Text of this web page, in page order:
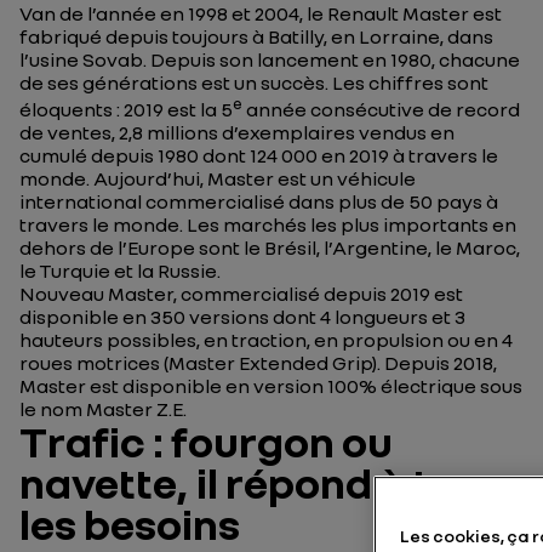
Van de l’année en 1998 et 2004, le Renault Master est
fabriqué depuis toujours à Batilly, en Lorraine, dans
l’usine Sovab. Depuis son lancement en 1980, chacune
de ses générations est un succès. Les chiffres sont
éloquents : 2019 est la 5e année consécutive de record
de ventes, 2,8 millions d’exemplaires vendus en
cumulé depuis 1980 dont 124 000 en 2019 à travers le
monde. Aujourd’hui, Master est un véhicule
international commercialisé dans plus de 50 pays à
travers le monde. Les marchés les plus importants en
dehors de l’Europe sont le Brésil, l’Argentine, le Maroc,
le Turquie et la Russie.
Nouveau Master, commercialisé depuis 2019 est
disponible en 350 versions dont 4 longueurs et 3
hauteurs possibles, en traction, en propulsion ou en 4
roues motrices (Master Extended Grip). Depuis 2018,
Master est disponible en version 100% électrique sous
le nom Master Z.E.
Trafic : fourgon ou
navette, il répond à tous
les besoins Les cookies, ça